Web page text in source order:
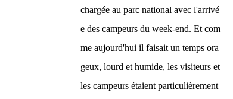
chargée au parc national avec l'arrivé
e des campeurs du week-end. Et com
me aujourd'hui il faisait un temps ora
geux, lourd et humide, les visiteurs et
les campeurs étaient particulièrement